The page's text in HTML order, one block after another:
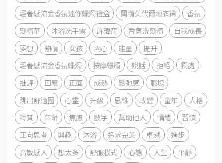
輕奢感流金香氛迷你蠟燭禮盒
蘭精莫代爾睡衣裙
香氛
髮精華
沐浴洗手露 許瑋甯 香氛洗髮精
自我成長
夢想
熱情 女孩 內心 能量
提升
輕奢感流金香氛蠟燭
按摩蠟燭 說話 拒絕
獨處
批評
回應 正面 成熟 鬆弛感
職場
跳出舒適圈
心靈 升級 思維 改變 童年
人格
特質
年齡 焦慮 數字 幫助他人 情緒
習慣
正向思考
興趣 沐浴 追求完美 卓越
進步
高敏感人
想太多 舒服模式 心態 人生
平靜